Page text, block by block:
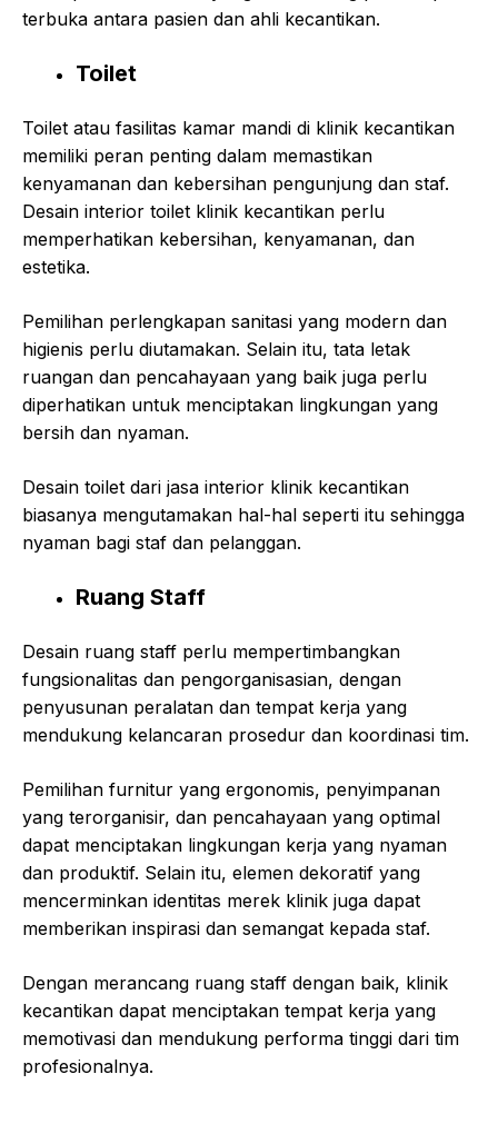
terbuka antara pasien dan ahli kecantikan.
Toilet
Toilet atau fasilitas kamar mandi di klinik kecantikan
memiliki peran penting dalam memastikan
kenyamanan dan kebersihan pengunjung dan staf.
Desain interior toilet klinik kecantikan perlu
memperhatikan kebersihan, kenyamanan, dan
estetika.
Pemilihan perlengkapan sanitasi yang modern dan
higienis perlu diutamakan. Selain itu, tata letak
ruangan dan pencahayaan yang baik juga perlu
diperhatikan untuk menciptakan lingkungan yang
bersih dan nyaman.
Desain toilet dari jasa interior klinik kecantikan
biasanya mengutamakan hal-hal seperti itu sehingga
nyaman bagi staf dan pelanggan.
Ruang Staff
Desain ruang staff perlu mempertimbangkan
fungsionalitas dan pengorganisasian, dengan
penyusunan peralatan dan tempat kerja yang
mendukung kelancaran prosedur dan koordinasi tim.
Pemilihan furnitur yang ergonomis, penyimpanan
yang terorganisir, dan pencahayaan yang optimal
dapat menciptakan lingkungan kerja yang nyaman
dan produktif. Selain itu, elemen dekoratif yang
mencerminkan identitas merek klinik juga dapat
memberikan inspirasi dan semangat kepada staf.
Dengan merancang ruang staff dengan baik, klinik
kecantikan dapat menciptakan tempat kerja yang
memotivasi dan mendukung performa tinggi dari tim
profesionalnya.